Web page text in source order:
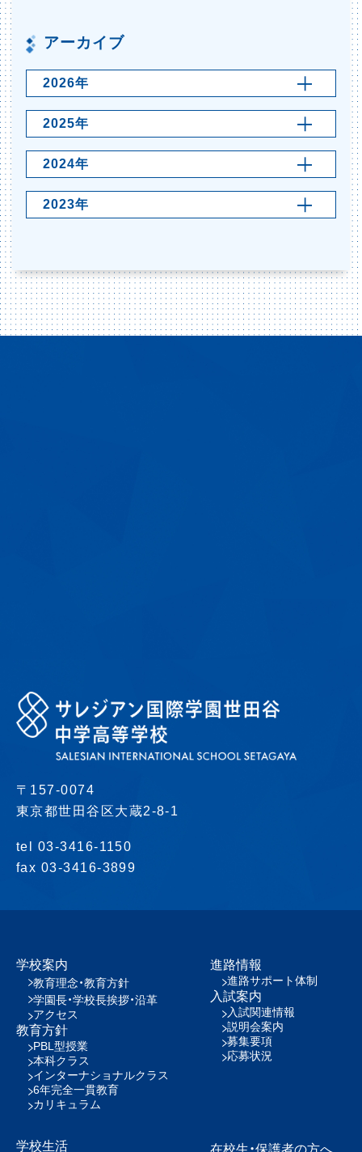
アーカイブ
2026年
2025年
2024年
2023年
〒157-0074
東京都世田谷区大蔵2-8-1
tel 03-3416-1150
fax 03-3416-3899
学校案内
教育理念・教育方針
学園長・学校長挨拶・沿革
アクセス
教育方針
PBL型授業
本科クラス
インターナショナルクラス
6年完全一貫教育
カリキュラム
学校生活
進路情報
進路サポート体制
入試案内
入試関連情報
説明会案内
募集要項
応募状況
在校生・保護者の方へ